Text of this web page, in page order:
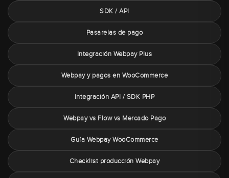
SDK / API
Pasarelas de pago
Integración Webpay Plus
Webpay y pagos en WooCommerce
Integración API / SDK PHP
Webpay vs Flow vs Mercado Pago
Guía Webpay WooCommerce
Checklist producción Webpay